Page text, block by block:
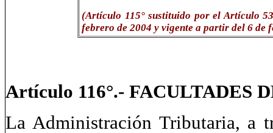
(Artículo 115° sustituido por el Artículo
febrero de 2004 y vigente a partir del 6 de
Artículo 116°.- FACULTADES
La Administración Tributaria, a